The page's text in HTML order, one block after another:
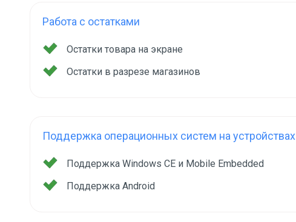
Работа с остатками
Остатки товара на экране
Остатки в разрезе магазинов
Поддержка операционных систем на устройствах
Поддержка Windows CE и Mobile Embedded
Поддержка Android